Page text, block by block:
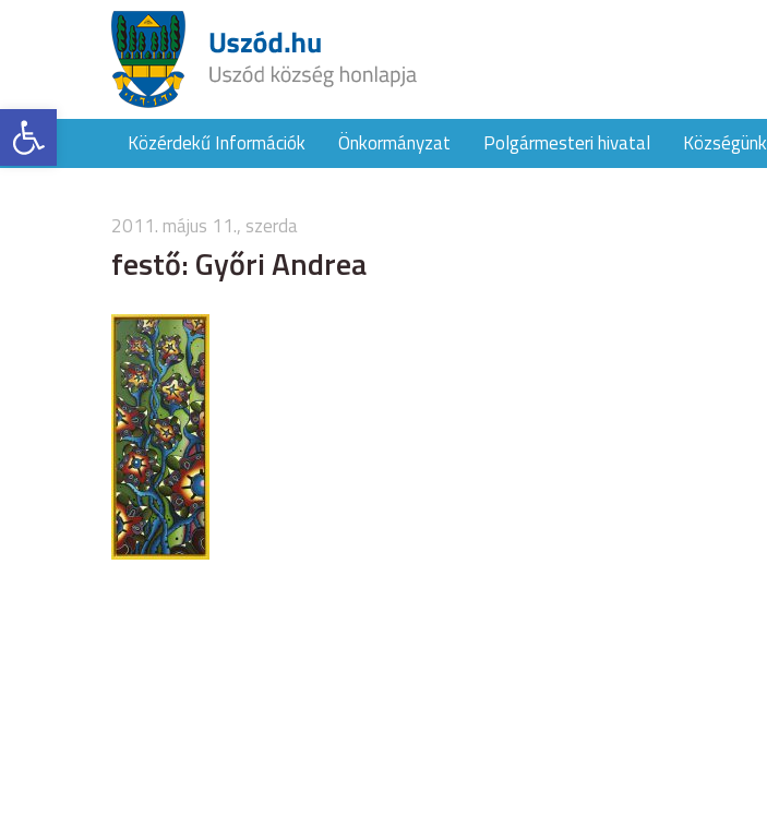
Eszköztár megnyitásaKözérdekű Információk Önkormányzat Polgármesteri hivatal Községünk
2011. május 11., szerda
festő: Győri Andrea